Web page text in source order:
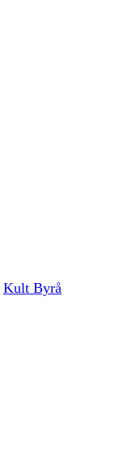
Kult Byrå